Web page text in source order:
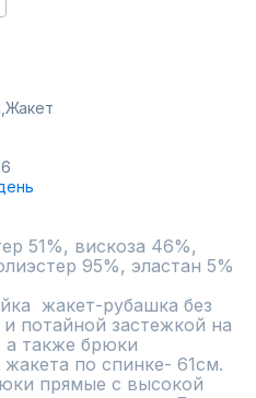
Жакет
51%, вискоза 46%,
95%, эластан 5%
жакет-рубашка без
потайной застежкой на
а также брюки
по спинке- 61см.
прямые с высокой